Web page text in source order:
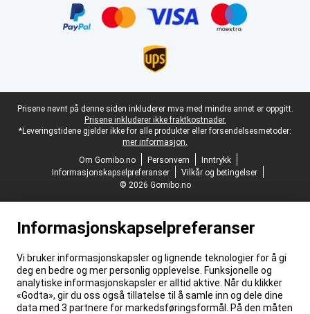
Juridisk bunntekst
Prisene nevnt på denne siden inkluderer mva med mindre annet er oppgitt.
Prisene inkluderer ikke fraktkostnader.
*Leveringstidene gjelder ikke for alle produkter eller forsendelsesmetoder:
mer informasjon.
Om Gomibo.no
Personvern
Inntrykk
Informasjonskapselpreferanser
Vilkår og betingelser
© 2026 Gomibo.no
Informasjonskapselpreferanser
Vi bruker informasjonskapsler og lignende teknologier for å gi
deg en bedre og mer personlig opplevelse. Funksjonelle og
analytiske informasjonskapsler er alltid aktive. Når du klikker
«Godta», gir du oss også tillatelse til å samle inn og dele dine
data med 3 partnere for markedsføringsformål. På den måten